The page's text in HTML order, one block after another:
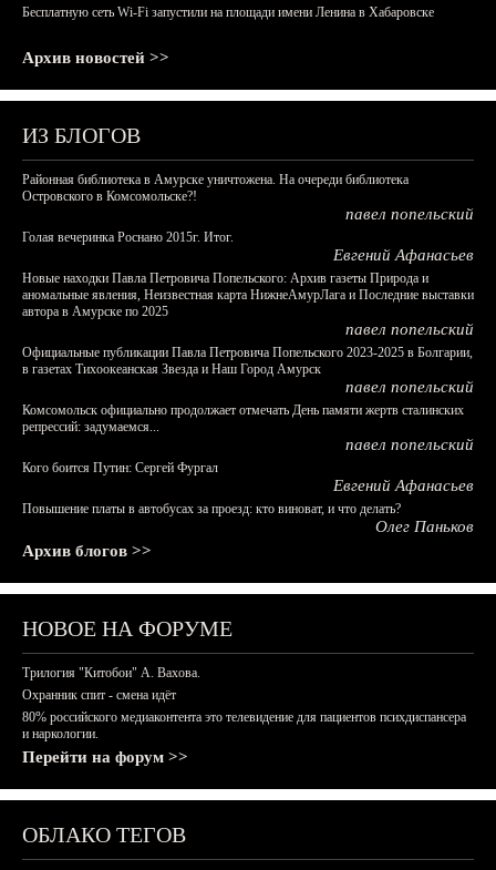
Бесплатную сеть Wi-Fi запустили на площади имени Ленина в Хабаровске
Архив новостей >>
ИЗ БЛОГОВ
Районная библиотека в Амурске уничтожена. На очереди библиотека
Островского в Комсомольске?!
павел попельский
Голая вечеринка Роснано 2015г. Итог.
Евгений Афанасьев
Новые находки Павла Петровича Попельского: Архив газеты Природа и
аномальные явления, Неизвестная карта НижнеАмурЛага и Последние выставки
автора в Амурске по 2025
павел попельский
Официальные публикации Павла Петровича Попельского 2023-2025 в Болгарии,
в газетах Тихоокеанская Звезда и Наш Город Амурск
павел попельский
Комсомольск официально продолжает отмечать День памяти жертв сталинских
репрессий: задумаемся...
павел попельский
Кого боится Путин: Сергей Фургал
Евгений Афанасьев
Повышение платы в автобусах за проезд: кто виноват, и что делать?
Олег Паньков
Архив блогов >>
НОВОЕ НА ФОРУМЕ
Трилогия "Китобои" А. Вахова.
Охранник спит - смена идёт
80% российского медиаконтента это телевидение для пациентов психдиспансера
и наркологии.
Перейти на форум >>
ОБЛАКО ТЕГОВ